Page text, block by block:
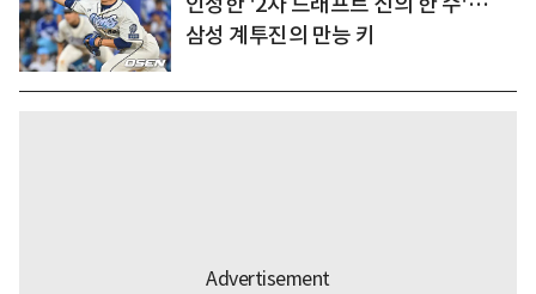
삼성 계투진의 만능 키